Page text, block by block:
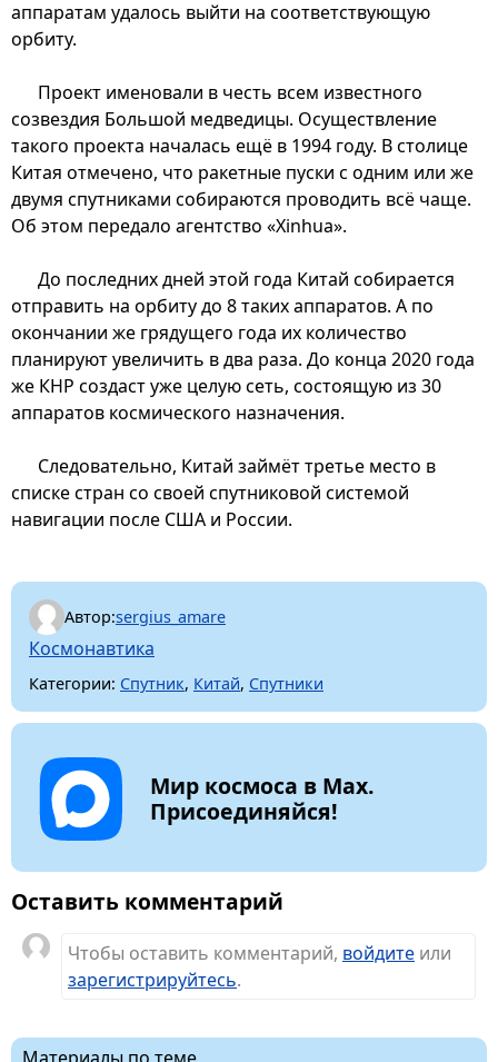
аппаратам удалось выйти на соответствующую
орбиту.
Проект именовали в честь всем известного
созвездия Большой медведицы. Осуществление
такого проекта началась ещё в 1994 году. В столице
Китая отмечено, что ракетные пуски с одним или же
двумя спутниками собираются проводить всё чаще.
Об этом передало агентство «Xinhua».
До последних дней этой года Китай собирается
отправить на орбиту до 8 таких аппаратов. А по
окончании же грядущего года их количество
планируют увеличить в два раза. До конца 2020 года
же КНР создаст уже целую сеть, состоящую из 30
аппаратов космического назначения.
Следовательно, Китай займёт третье место в
списке стран со своей спутниковой системой
навигации после США и России.
Автор:sergius_amare
Космонавтика
Категории: Спутник, Китай, Спутники
Мир космоса в Max.
Присоединяйся!
Оставить комментарий
Чтобы оставить комментарий, войдите или
зарегистрируйтесь.